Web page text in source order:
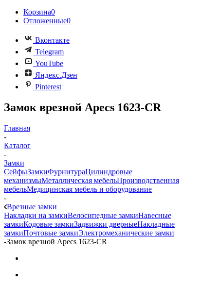
Корзина0
Отложенные0
Вконтакте
Telegram
YouTube
Яндекс.Дзен
Pinterest
Замок врезной Apecs 1623-CR
Главная
-
Каталог
-
Замки
СейфыЗамкиФурнитураЦилиндровые
механизмыМеталлическая мебельПроизводственная
мебельМедицинская мебель и оборудование
-
Врезные замки
Накладки на замкиВелосипедные замкиНавесные
замкиКодовые замкиЗадвижки дверныеНакладные
замкиПочтовые замкиЭлектромеханические замки
-Замок врезной Apecs 1623-CR